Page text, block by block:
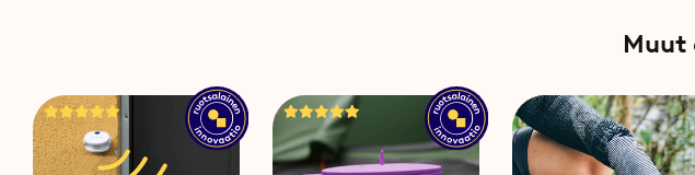
Muut